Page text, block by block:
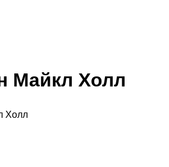
Майкл Холл